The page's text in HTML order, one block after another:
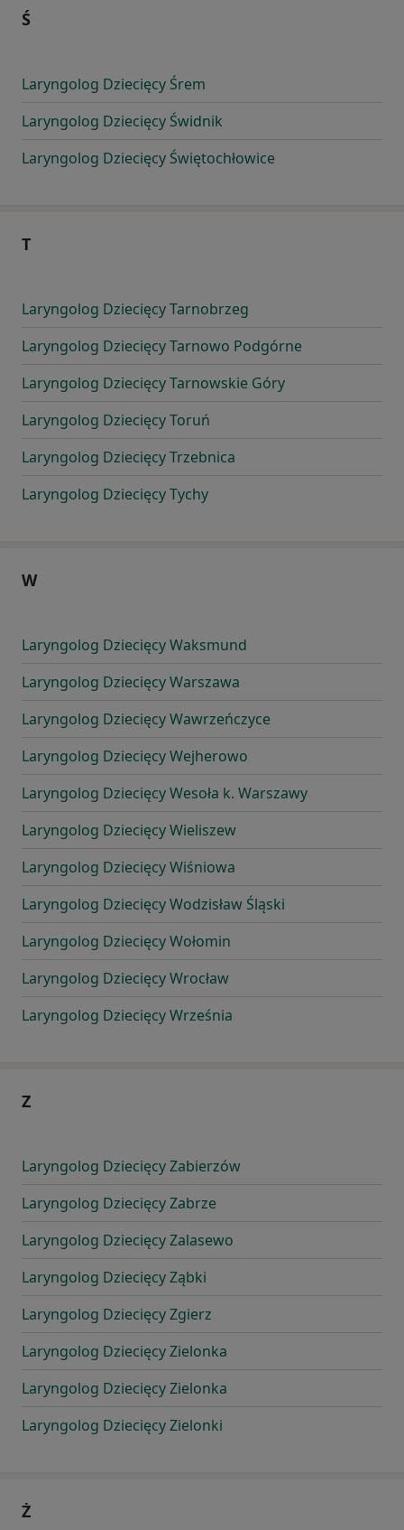
Ś
Laryngolog Dziecięcy Śrem
Laryngolog Dziecięcy Świdnik
Laryngolog Dziecięcy Świętochłowice
T
Laryngolog Dziecięcy Tarnobrzeg
Laryngolog Dziecięcy Tarnowo Podgórne
Laryngolog Dziecięcy Tarnowskie Góry
Laryngolog Dziecięcy Toruń
Laryngolog Dziecięcy Trzebnica
Laryngolog Dziecięcy Tychy
W
Laryngolog Dziecięcy Waksmund
Laryngolog Dziecięcy Warszawa
Laryngolog Dziecięcy Wawrzeńczyce
Laryngolog Dziecięcy Wejherowo
Laryngolog Dziecięcy Wesoła k. Warszawy
Laryngolog Dziecięcy Wieliszew
Laryngolog Dziecięcy Wiśniowa
Laryngolog Dziecięcy Wodzisław Śląski
Laryngolog Dziecięcy Wołomin
Laryngolog Dziecięcy Wrocław
Laryngolog Dziecięcy Września
Z
Laryngolog Dziecięcy Zabierzów
Laryngolog Dziecięcy Zabrze
Laryngolog Dziecięcy Zalasewo
Laryngolog Dziecięcy Ząbki
Laryngolog Dziecięcy Zgierz
Laryngolog Dziecięcy Zielonka
Laryngolog Dziecięcy Zielonka
Laryngolog Dziecięcy Zielonki
Ż